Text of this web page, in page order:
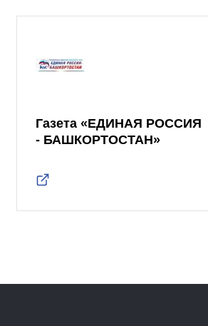
Газета «ЕДИНАЯ РОССИЯ
- БАШКОРТОСТАН»